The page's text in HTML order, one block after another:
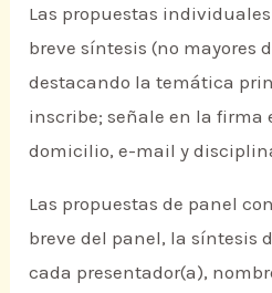
Las propuestas
breve síntesis (no mayores
destacando la temática
inscribe; señale en la
domicilio, e-mail y
Las propuestas de panel
breve del panel, la síntesis
cada presentador(a),